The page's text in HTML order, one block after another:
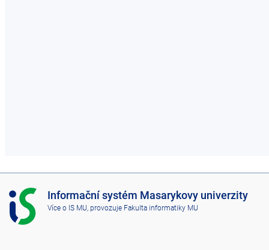
I
S
M
Informační systém Masarykovy univerzity
Více o IS MU , provozuje Fakulta informatiky MU